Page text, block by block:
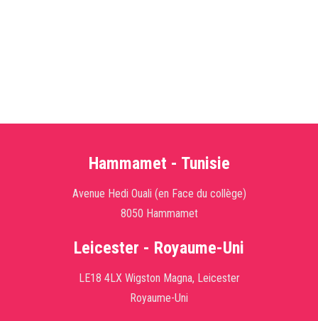
Hammamet - Tunisie
Avenue Hedi Ouali (en Face du collège)
8050 Hammamet
Leicester - Royaume-Uni
LE18 4LX Wigston Magna, Leicester
Royaume-Uni